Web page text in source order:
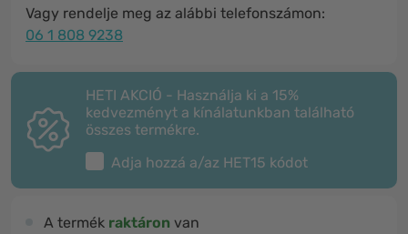
Vagy rendelje meg az alábbi telefonszámon:
06 1 808 9238
HETI AKCIÓ - Használja ki a 15%
kedvezményt a kínálatunkban található
összes termékre.
Adja hozzá a/az HET15 kódot
A termék raktáron van